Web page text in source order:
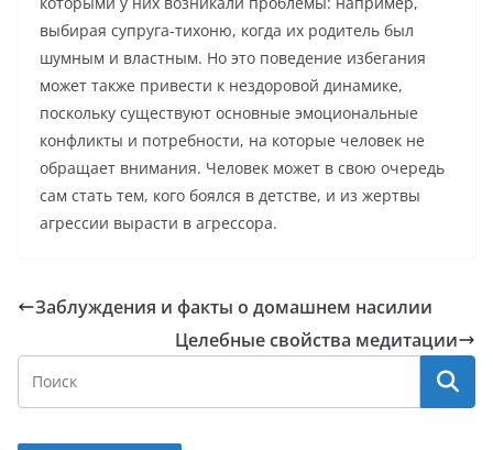
выбирая супруга-тихоню, когда их родитель был
шумным и властным. Но это поведение избегания
может также привести к нездоровой динамике,
поскольку существуют основные эмоциональные
конфликты и потребности, на которые человек не
обращает внимания. Человек может в свою очередь
сам стать тем, кого боялся в детстве, и из жертвы
агрессии вырасти в агрессора.
Заблуждения и факты о домашнем насилии
Целебные свойства медитации